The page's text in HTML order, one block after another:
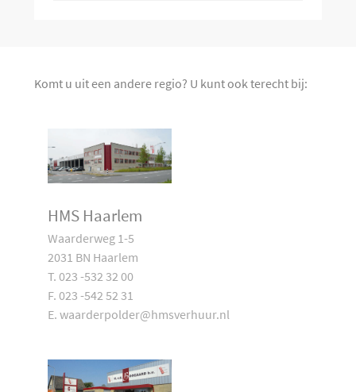
Komt u uit een andere regio? U kunt ook terecht bij:
HMS Haarlem
Waarderweg 1-5
2031 BN Haarlem
T. 023 -532 32 00
F. 023 -542 52 31
E. waarderpolder@hmsverhuur.nl